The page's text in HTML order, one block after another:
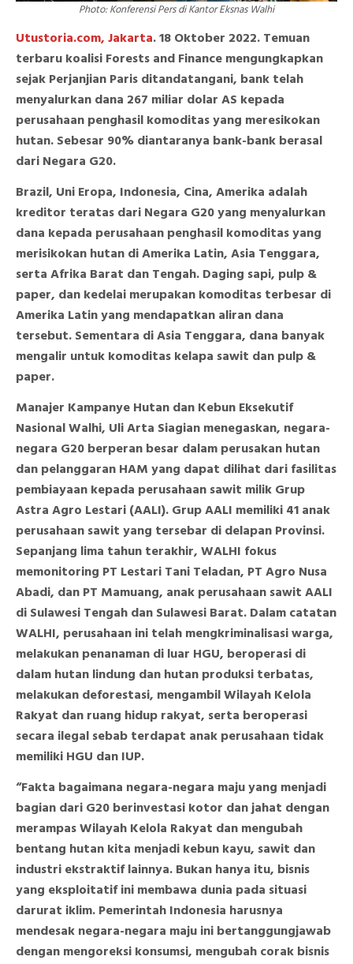
Photo: Konferensi Pers di Kantor Eksnas Walhi
Utustoria.com, Jakarta. 18 Oktober 2022. Temuan
terbaru koalisi Forests and Finance mengungkapkan
sejak Perjanjian Paris ditandatangani, bank telah
menyalurkan dana 267 miliar dolar AS kepada
perusahaan penghasil komoditas yang meresikokan
hutan. Sebesar 90% diantaranya bank-bank berasal
dari Negara G20.
Brazil, Uni Eropa, Indonesia, Cina, Amerika adalah
kreditor teratas dari Negara G20 yang menyalurkan
dana kepada perusahaan penghasil komoditas yang
merisikokan hutan di Amerika Latin, Asia Tenggara,
serta Afrika Barat dan Tengah. Daging sapi, pulp &
paper, dan kedelai merupakan komoditas terbesar di
Amerika Latin yang mendapatkan aliran dana
tersebut. Sementara di Asia Tenggara, dana banyak
mengalir untuk komoditas kelapa sawit dan pulp &
paper.
Manajer Kampanye Hutan dan Kebun Eksekutif
Nasional Walhi, Uli Arta Siagian menegaskan, negara-
negara G20 berperan besar dalam perusakan hutan
dan pelanggaran HAM yang dapat dilihat dari fasilitas
pembiayaan kepada perusahaan sawit milik Grup
Astra Agro Lestari (AALI). Grup AALI memiliki 41 anak
perusahaan sawit yang tersebar di delapan Provinsi.
Sepanjang lima tahun terakhir, WALHI fokus
memonitoring PT Lestari Tani Teladan, PT Agro Nusa
Abadi, dan PT Mamuang, anak perusahaan sawit AALI
di Sulawesi Tengah dan Sulawesi Barat. Dalam catatan
WALHI, perusahaan ini telah mengkriminalisasi warga,
melakukan penanaman di luar HGU, beroperasi di
dalam hutan lindung dan hutan produksi terbatas,
melakukan deforestasi, mengambil Wilayah Kelola
Rakyat dan ruang hidup rakyat, serta beroperasi
secara ilegal sebab terdapat anak perusahaan tidak
memiliki HGU dan IUP.
“Fakta bagaimana negara-negara maju yang menjadi
bagian dari G20 berinvestasi kotor dan jahat dengan
merampas Wilayah Kelola Rakyat dan mengubah
bentang hutan kita menjadi kebun kayu, sawit dan
industri ekstraktif lainnya. Bukan hanya itu, bisnis
yang eksploitatif ini membawa dunia pada situasi
darurat iklim. Pemerintah Indonesia harusnya
mendesak negara-negara maju ini bertanggungjawab
dengan mengoreksi konsumsi, mengubah corak bisnis